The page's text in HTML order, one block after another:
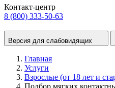
Контакт-центр
8 (800) 333-50-63
Версия для слабовидящих
Главная
Услуги
Взрослые (от 18 лет и
Подбор мягких